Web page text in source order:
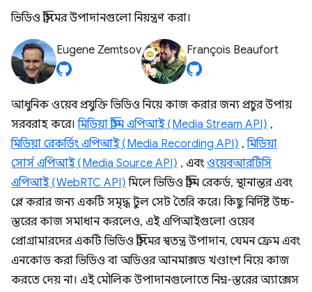
ভিডিও স্ট্রিমের উপাদানগুলো নিয়ন্ত্রণ করা।
Eugene Zemtsov François Beaufort
আধুনিক ওয়েব প্রযুক্তি ভিডিও নিয়ে কাজ করার জন্য প্রচুর উপায়
সরবরাহ করে।মিডিয়া স্ট্রিম এপিআই (Media Stream API) ,
মিডিয়া রেকর্ডিং এপিআই (Media Recording API) ,মিডিয়া
সোর্স এপিআই (Media Source API) , এবং ওয়েবআরটিসি
এপিআই (WebRTC API) মিলে ভিডিও স্ট্রিম রেকর্ড, স্থানান্তর এবং
প্লে করার জন্য একটি সমৃদ্ধ টুল সেট তৈরি করে। কিছু নির্দিষ্ট উচ্চ-
স্তরের কাজ সমাধান করলেও, এই এপিআইগুলো ওয়েব
প্রোগ্রামারদের একটি ভিডিও স্ট্রিমের স্বতন্ত্র উপাদান, যেমন ফ্রেম এবং
এনকোড করা ভিডিও বা অডিওর আনমাক্সড খণ্ডাংশ নিয়ে কাজ
করতে দেয় না। এই মৌলিক উপাদানগুলোতে নিম্ন-স্তরের অ্যাক্সেস